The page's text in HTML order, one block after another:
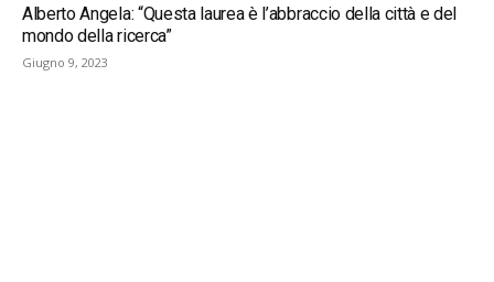
Alberto Angela: “Questa laurea è l’abbraccio della città e del
mondo della ricerca”
Giugno 9, 2023